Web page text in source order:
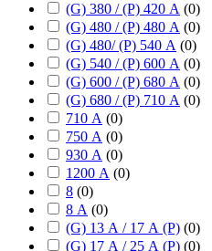
(G) 380 / (P) 420 А (0)
(G) 480 / (P) 480 А (0)
(G) 480/ (P) 540 А (0)
(G) 540 / (P) 600 А (0)
(G) 600 / (P) 680 А (0)
(G) 680 / (P) 710 А (0)
710 А (0)
750 А (0)
930 А (0)
1200 А (0)
8 (0)
8 А (0)
(G) 13 А / 17 А (P) (0)
(G) 17 А / 25 А (P) (0)